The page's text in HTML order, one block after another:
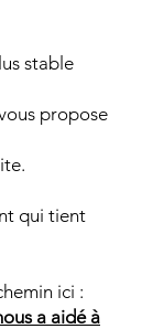
stable
propose
qui tient
ici :
a aidé à